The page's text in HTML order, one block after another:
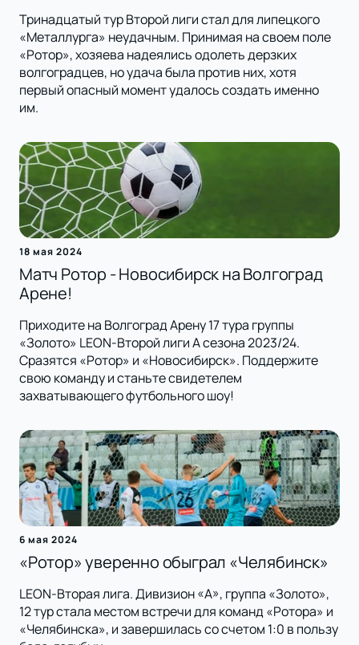
Тринадцатый тур Второй лиги стал для липецкого
«Металлурга» неудачным. Принимая на своем поле
«Ротор», хозяева надеялись одолеть дерзких
волгоградцев, но удача была против них, хотя
первый опасный момент удалось создать именно
им.
18 мая 2024
Матч Ротор - Новосибирск на Волгоград
Арене!
Приходите на Волгоград Арену 17 тура группы
«Золото» LEON-Второй лиги А сезона 2023/24.
Сразятся «Ротор» и «Новосибирск». Поддержите
свою команду и станьте свидетелем
захватывающего футбольного шоу!
6 мая 2024
«Ротор» уверенно обыграл «Челябинск»
LEON-Вторая лига. Дивизион «А», группа «Золото»,
12 тур стала местом встречи для команд «Ротора» и
«Челябинска», и завершилась со счетом 1:0 в пользу